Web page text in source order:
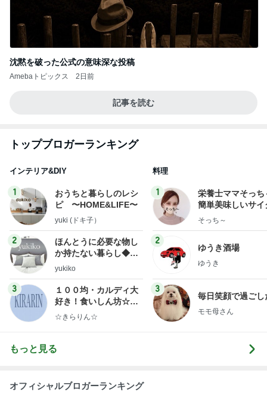
沈黙を破った公式の意味深な投稿
Amebaトピックス 2日前
記事を読む
トップブロガーランキング
インテリア&DIY
1
おうちと暮らしのレシ
ピ 〜HOME&LIFE〜
yuki (ドキ子）
2
ほんとうに必要な物し
か持たない暮らし◆Ke
ep Life Simple◆〜イ
yukiko
3
１００均・カルディ大
好き！食いしん坊☆き
らりん☆のブログ
☆きらりん☆
料理
1
栄養士ママそっち
簡単美味しいサイ
献立
そっち～
2
ゆうき酒場
ゆうき
3
毎日笑顔で過ごし
モモ母さん
もっと見る
オフィシャルブロガーランキング